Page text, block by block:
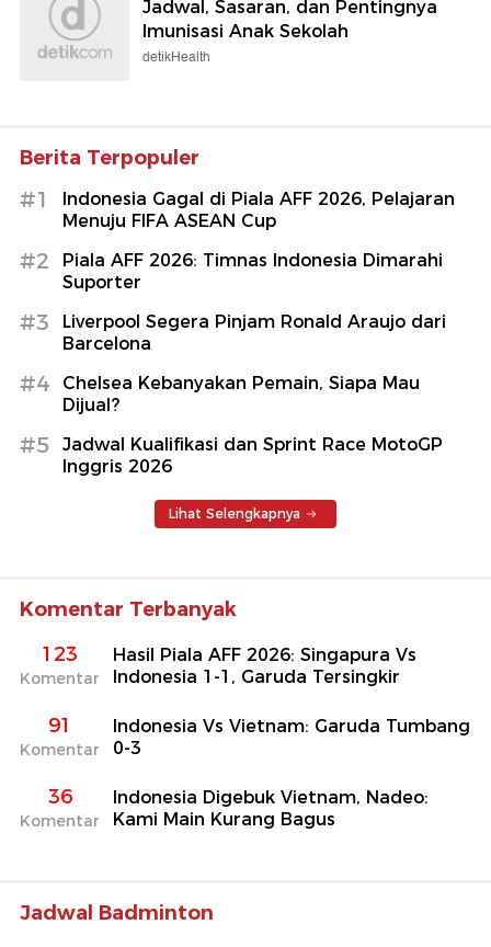
Jadwal, Sasaran, dan Pentingnya
Imunisasi Anak Sekolah
detikHealth
Berita Terpopuler
#1
Indonesia Gagal di Piala AFF 2026, Pelajaran
Menuju FIFA ASEAN Cup
#2
Piala AFF 2026: Timnas Indonesia Dimarahi
Suporter
#3
Liverpool Segera Pinjam Ronald Araujo dari
Barcelona
#4
Chelsea Kebanyakan Pemain, Siapa Mau
Dijual?
#5
Jadwal Kualifikasi dan Sprint Race MotoGP
Inggris 2026
Lihat Selengkapnya
Komentar Terbanyak
123
Komentar
Hasil Piala AFF 2026: Singapura Vs
Indonesia 1-1, Garuda Tersingkir
91
Komentar
Indonesia Vs Vietnam: Garuda Tumbang
0-3
36
Komentar
Indonesia Digebuk Vietnam, Nadeo:
Kami Main Kurang Bagus
Jadwal Badminton